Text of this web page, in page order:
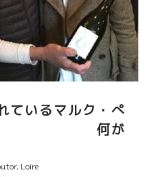
ているマルク・ぺ
が
, Loire